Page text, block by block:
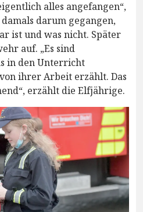
alles angefangen“,
darum gegangen,
ist und was nicht. Später
auf. „Es sind
in den Unterricht
ihrer Arbeit erzählt. Das
erzählt die Elfjährige.